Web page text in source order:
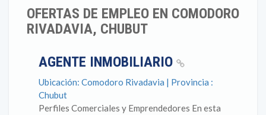
OFERTAS DE EMPLEO EN COMODORO
RIVADAVIA, CHUBUT
AGENTE INMOBILIARIO
Ubicación: Comodoro Rivadavia | Provincia :
Chubut
Perfiles Comerciales y Emprendedores En esta